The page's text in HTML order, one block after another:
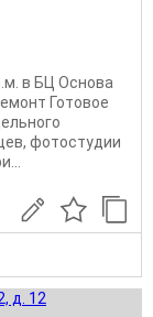
в БЦ Основа
Готовое
фотостудии